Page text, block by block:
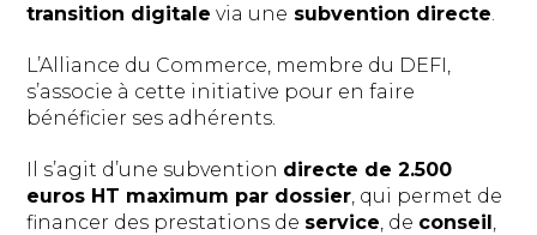
transition digitale via une subvention directe
L’Alliance du Commerce, membre du DEFI,
s’associe à cette initiative pour en faire
bénéficier ses adhérents.
Il s’agit d’une subvention directe de 2.500
euros HT maximum par dossier , qui permet de
financer des prestations de service , de conseil